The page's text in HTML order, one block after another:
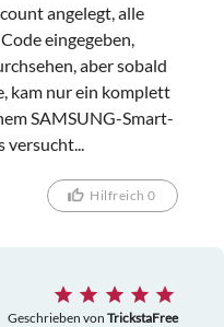
angelegt, alle
eingegeben,
aber sobald
kam nur ein komplett
SAMSUNG-Smart-
Hilfreich 0
Geschrieben von TrickstaFree